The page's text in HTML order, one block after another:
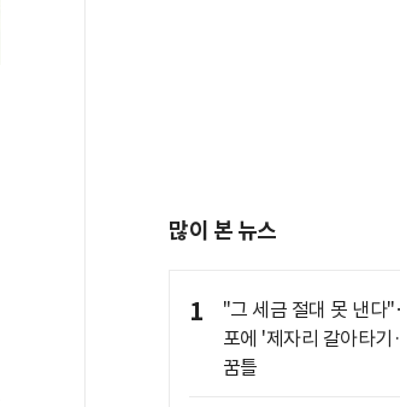
많이 본 뉴스
1
"그 세금 절대 못 낸다
포에 '제자리 갈아타기
꿈틀